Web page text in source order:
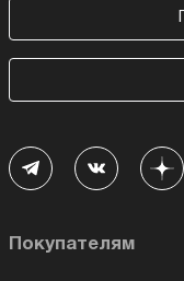
Покупателям